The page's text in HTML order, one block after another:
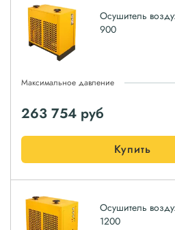
Осушитель
900
Максимальное давление
263 754 руб
Купить
Осушитель
1200